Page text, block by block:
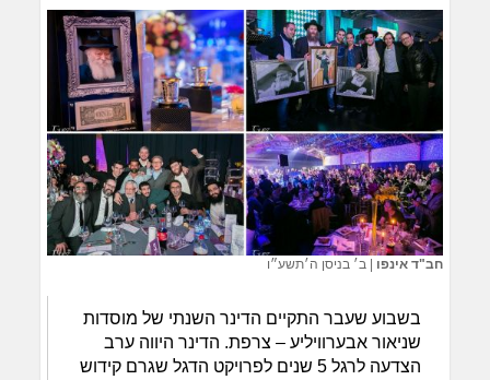
חב"ד אינפו |ב׳ בניסן ה׳תשע״ו
בשבוע שעבר התקיים הדינר השנתי של מוסדות
שניאור אבערוויליע – צרפת. הדינר היווה ערב
הצדעה לרגל 5 שנים לפרויקט הדגל שגרם קידוש